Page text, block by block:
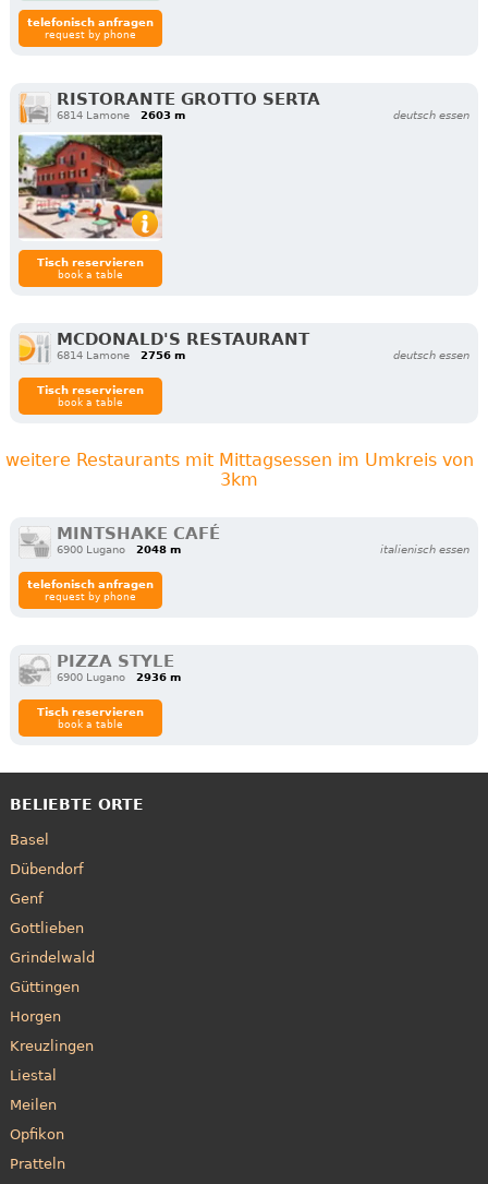
telefonisch anfragen
request by phone
RISTORANTE GROTTO SERTA
6814 Lamone 2603 m deutsch essen
Tisch reservieren
book a table
MCDONALD'S RESTAURANT
6814 Lamone 2756 m deutsch essen
Tisch reservieren
book a table
weitere Restaurants mit Mittagsessen im Umkreis von
3km
MINTSHAKE CAFÉ
6900 Lugano 2048 m italienisch essen
telefonisch anfragen
request by phone
PIZZA STYLE
6900 Lugano 2936 m
Tisch reservieren
book a table
BELIEBTE ORTE
Basel
Dübendorf
Genf
Gottlieben
Grindelwald
Güttingen
Horgen
Kreuzlingen
Liestal
Meilen
Opfikon
Pratteln